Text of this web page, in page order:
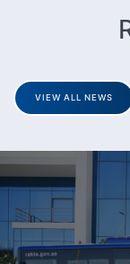
VIEW ALL NEWS